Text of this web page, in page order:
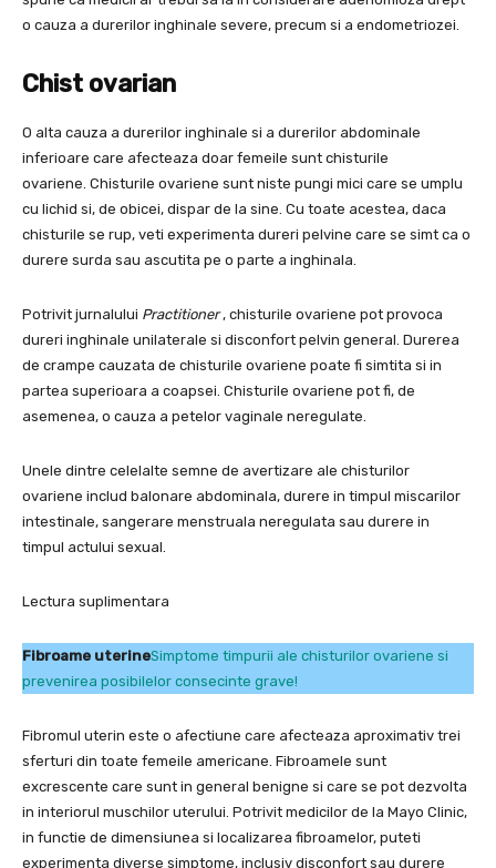
o cauza a durerilor inghinale severe, precum si a endometriozei.
Chist ovarian
O alta cauza a durerilor inghinale si a durerilor abdominale
inferioare care afecteaza doar femeile sunt chisturile
ovariene. Chisturile ovariene sunt niste pungi mici care se umplu
cu lichid si, de obicei, dispar de la sine. Cu toate acestea, daca
chisturile se rup, veti experimenta dureri pelvine care se simt ca o
durere surda sau ascutita pe o parte a inghinala.
Potrivit jurnalului Practitioner, chisturile ovariene pot provoca
dureri inghinale unilaterale si disconfort pelvin general. Durerea
de crampe cauzata de chisturile ovariene poate fi simtita si in
partea superioara a coapsei. Chisturile ovariene pot fi, de
asemenea, o cauza a petelor vaginale neregulate.
Unele dintre celelalte semne de avertizare ale chisturilor
ovariene includ balonare abdominala, durere in timpul miscarilor
intestinale, sangerare menstruala neregulata sau durere in
timpul actului sexual.
Lectura suplimentara
Fibroame uterineSimptome timpurii ale chisturilor ovariene si
prevenirea posibilelor consecinte grave!
Fibromul uterin este o afectiune care afecteaza aproximativ trei
sferturi din toate femeile americane. Fibroamele sunt
excrescente care sunt in general benigne si care se pot dezvolta
in interiorul muschilor uterului. Potrivit medicilor de la Mayo Clinic,
in functie de dimensiunea si localizarea fibroamelor, puteti
experimenta diverse simptome, inclusiv disconfort sau durere